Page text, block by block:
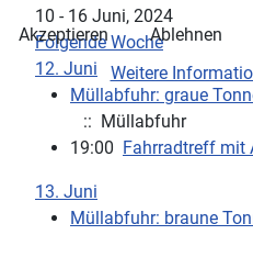
10 - 16 Juni, 2024
Folgende Woche
12. Juni
Müllabfuhr: graue
:: Müllabfuhr
19:00 Fahrradtreff mit
13. Juni
Müllabfuhr: braune
Akzeptieren
Ablehnen
Weitere